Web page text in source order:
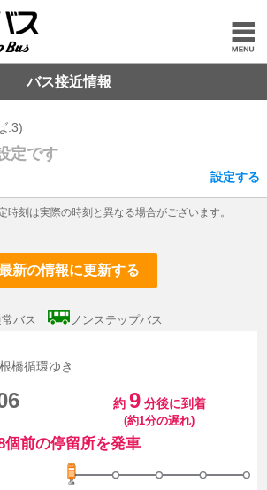
バス接近情報
:3)
定です
設定する
刻は実際の時刻と異なる場合がございます。
新の情報に更新する
バス ノンステップバス
橋循環ゆき
約 9分後に到着
(約1分の遅れ)
個前の停留所を発車